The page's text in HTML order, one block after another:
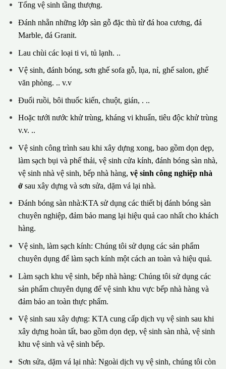
Tổng vệ sinh tầng thượng.
Đánh nhẵn những lớp sàn gỗ đặc thù từ đá hoa cương, đá
Marble, đá Granit.
Lau chùi các loại ti vi, tủ lạnh. ..
Vệ sinh, đánh bóng, sơn ghế sofa gỗ, lụa, nỉ, ghế salon, ghế
văn phòng. .. v.v
Đuổi ruồi, bôi thuốc kiến, chuột, gián, . ..
Hoặc tưới nước khử trùng, kháng vi khuẩn, tiêu độc khử trùng
v.v. ..
Vệ sinh công trình sau khi xây dựng xong, bao gồm dọn dẹp,
làm sạch bụi và phế thải, vệ sinh cửa kính, đánh bóng sàn nhà,
vệ sinh nhà vệ sinh, bếp nhà hàng, vệ sinh công nghiệp nhà
ởsau xây dựng và sơn sửa, dặm vá lại nhà.
Đánh bóng sàn nhà:KTA sử dụng các thiết bị đánh bóng sàn
chuyên nghiệp, đảm bảo mang lại hiệu quả cao nhất cho khách
hàng.
Vệ sinh, làm sạch kính: Chúng tôi sử dụng các sản phẩm
chuyên dụng để làm sạch kính một cách an toàn và hiệu quả.
Làm sạch khu vệ sinh, bếp nhà hàng: Chúng tôi sử dụng các
sản phẩm chuyên dụng để vệ sinh khu vực bếp nhà hàng và
đảm bảo an toàn thực phẩm.
Vệ sinh sau xây dựng: KTA cung cấp dịch vụ vệ sinh sau khi
xây dựng hoàn tất, bao gồm dọn dẹp, vệ sinh sàn nhà, vệ sinh
khu vệ sinh và vệ sinh bếp.
Sơn sửa, dặm vá lại nhà: Ngoài dịch vụ vệ sinh, chúng tôi còn